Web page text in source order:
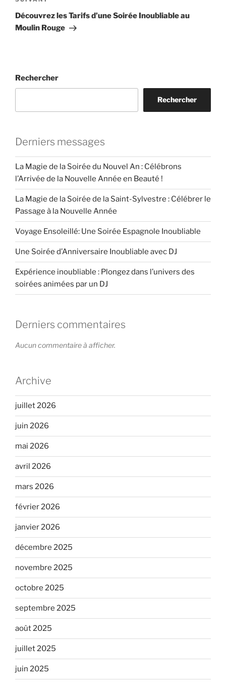
suivant
Découvrez les Tarifs d’une Soirée Inoubliable au
Moulin Rouge
Rechercher
Rechercher
Derniers messages
La Magie de la Soirée du Nouvel An : Célébrons
l’Arrivée de la Nouvelle Année en Beauté !
La Magie de la Soirée de la Saint-Sylvestre : Célébrer le
Passage à la Nouvelle Année
Voyage Ensoleillé: Une Soirée Espagnole Inoubliable
Une Soirée d’Anniversaire Inoubliable avec DJ
Expérience inoubliable : Plongez dans l’univers des
soirées animées par un DJ
Derniers commentaires
Aucun commentaire à afficher.
Archive
juillet 2026
juin 2026
mai 2026
avril 2026
mars 2026
février 2026
janvier 2026
décembre 2025
novembre 2025
octobre 2025
septembre 2025
août 2025
juillet 2025
juin 2025